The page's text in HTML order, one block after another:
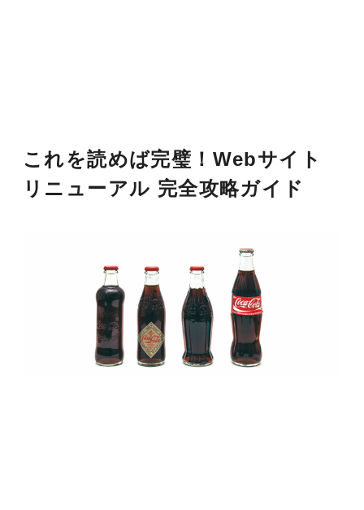
これを読めば完璧！Webサイト
リニューアル 完全攻略ガイド